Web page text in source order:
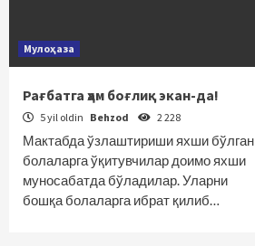
Мулоҳаза
Рағбатга ҳам боғлиқ экан-да!
5 yil oldin Behzod 2 228
Мактабда ўзлаштириши яхши бўлган
болаларга ўқитувчилар доимо яхши
муносабатда бўладилар. Уларни
бошқа болаларга ибрат қилиб…